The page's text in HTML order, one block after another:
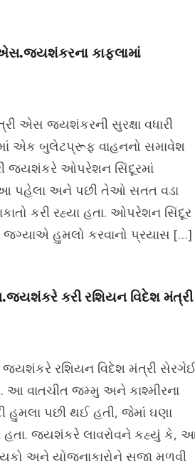
કાફલામાં
એસ જયશંકરની સુરક્ષા વધારી
એક બુલેટપ્રૂફ વાહનનો સમાવેશ
જયશંકરે ઓપરેશન સિંદૂરમાં
આ પહેલા અને પછી તેઓ સતત વડા
કરી રહ્યા હતા. ઓપરેશન સિંદૂર
જગ્યાએ હુમલો કરવાનો પ્રયાસ […]
કરી રશિયન વિદેશ મંત્રી
જયશંકરે રશિયન વિદેશ મંત્રી
આ વાતચીત જમ્મુ અને કાશ્મીરના
હુમલા પછી થઈ હતી, જેમાં ઘણા
હતા. જયશંકરે લાવરોવને કહ્યું કે,
અને યોજનાકારોને સજા મળવી